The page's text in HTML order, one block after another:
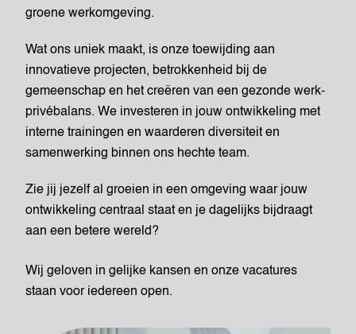
groene werkomgeving.
Wat ons uniek maakt, is onze toewijding aan
innovatieve projecten, betrokkenheid bij de
gemeenschap en het creëren van een gezonde werk-
privébalans. We investeren in jouw ontwikkeling met
interne trainingen en waarderen diversiteit en
samenwerking binnen ons hechte team.
Zie jij jezelf al groeien in een omgeving waar jouw
ontwikkeling centraal staat en je dagelijks bijdraagt
aan een betere wereld?
Wij geloven in gelijke kansen en onze vacatures
staan voor iedereen open.